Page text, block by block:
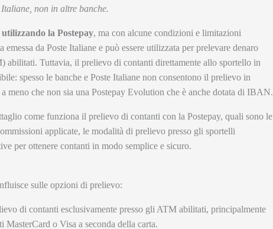
Italiane, non in altre banche.
la Postepay, ma con alcune condizioni e limitazioni
da Poste Italiane e può essere utilizzata per prelevare denaro
abilitati. Tuttavia, il prelievo di contanti direttamente allo sportello in
spesso le banche e Poste Italiane non consentono il prelievo in
meno che non sia una Postepay Evolution che è anche dotata di IBAN.
come funziona il prelievo di contanti con la Postepay, quali sono le
applicate, le modalità di prelievo presso gli sportelli
per ottenere contanti in modo semplice e sicuro.
sulle opzioni di prelievo:
di contanti esclusivamente presso gli ATM abilitati, principalmente
o Visa a seconda della carta.